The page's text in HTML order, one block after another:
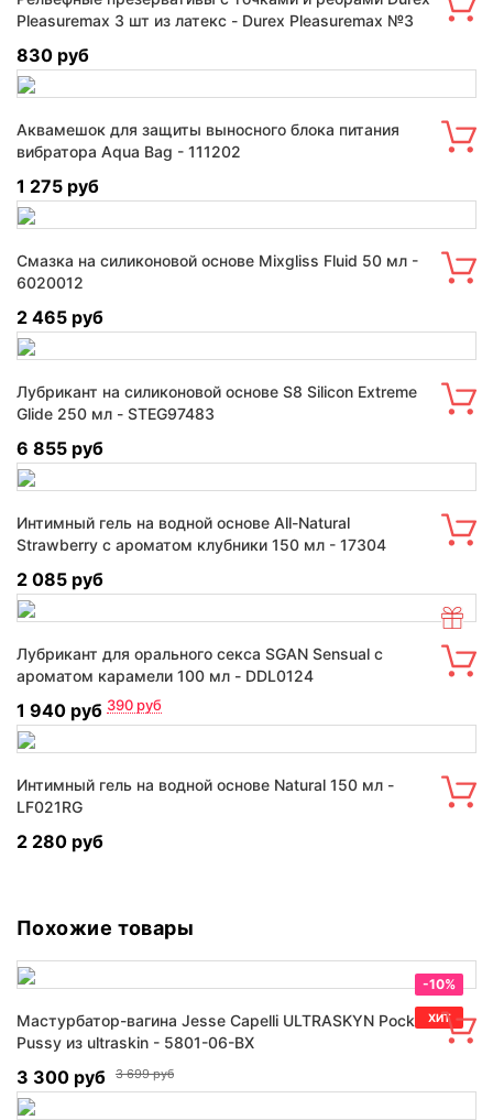
Pleasuremax 3 шт из латекс - Durex Pleasuremax №3
830 руб
Аквамешок для защиты выносного блока питания
вибратора Aqua Bag - 111202
1 275 руб
Смазка на силиконовой основе Mixgliss Fluid 50 мл -
6020012
2 465 руб
Лубрикант на силиконовой основе S8 Silicon Extreme
Glide 250 мл - STEG97483
6 855 руб
Интимный гель на водной основе All-Natural
Strawberry с ароматом клубники 150 мл - 17304
2 085 руб
Лубрикант для орального секса SGAN Sensual с
ароматом карамели 100 мл - DDL0124
1 940 руб 390 руб
Интимный гель на водной основе Natural 150 мл -
LF021RG
2 280 руб
Похожие товары
-10%
ХИТ
Мастурбатор-вагина Jesse Capelli ULTRASKYN Pocket
Pussy из ultraskin - 5801-06-BX
3 300 руб 3 699 руб